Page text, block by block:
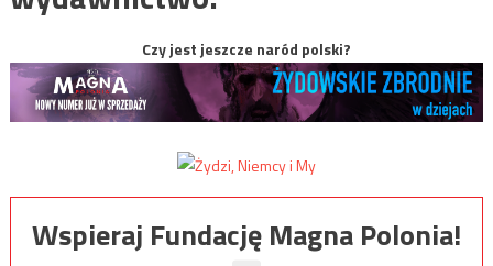
Czy jest jeszcze naród polski?
Wspieraj Fundację Magna Polonia!